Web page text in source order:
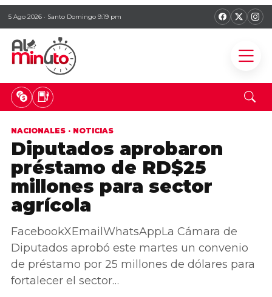
5 Ago 2026 · Santo Domingo 9:19 pm
NACIONALES · NOTICIAS
Diputados aprobaron
préstamo de RD$25
millones para sector
agrícola
FacebookXEmailWhatsAppLa Cámara de
Diputados aprobó este martes un convenio
de préstamo por 25 millones de dólares para
fortalecer el sector…